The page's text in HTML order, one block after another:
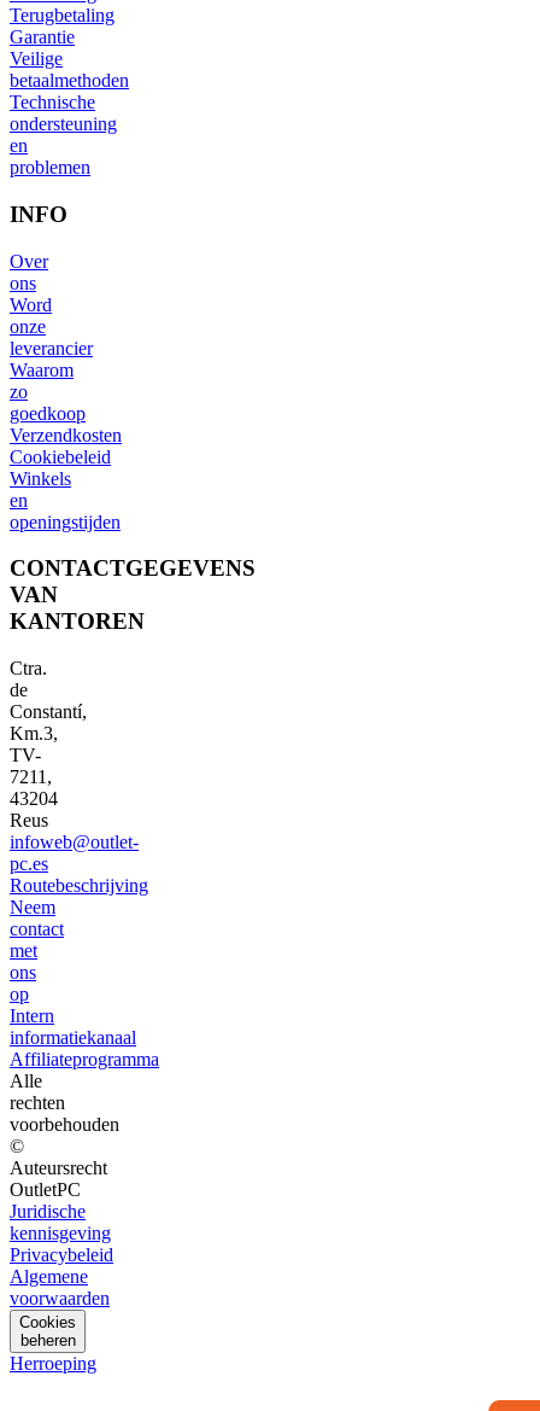
Terugbetaling
Garantie
Veilige
betaalmethoden
Technische
ondersteuning
en
problemen
INFO
Over
ons
Word
onze
leverancier
Waarom
zo
goedkoop
Verzendkosten
Cookiebeleid
Winkels
en
openingstijden
CONTACTGEGEVENS
VAN
KANTOREN
Ctra.
de
Constantí,
Km.3,
TV-
7211,
43204
Reus
infoweb@outlet-
pc.es
Routebeschrijving
Neem
contact
met
ons
op
Intern
informatiekanaal
Affiliateprogramma
Alle
rechten
voorbehouden
©
Auteursrecht
OutletPC
Juridische
kennisgeving
Privacybeleid
Algemene
voorwaarden
Cookies
beheren
Herroeping